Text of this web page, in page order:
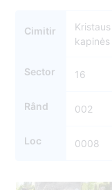
Cimitir
kapinės
Sector 16
Rând 002
Loc 0008